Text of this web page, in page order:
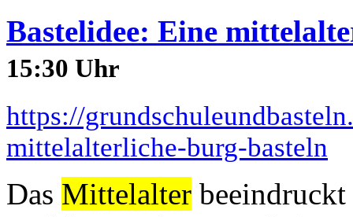
Bastelidee: Eine
15:30 Uhr
https://
mittelalterliche-burg-basteln
Das Mittelalter